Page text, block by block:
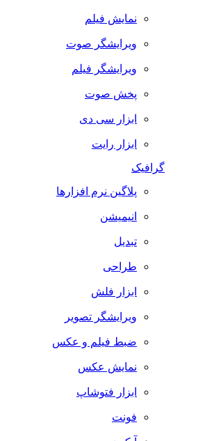
نمایش فیلم
ویرایشگر صوت
ویرایشگر فیلم
پخش صوت
ابزار سی دی
ابزار رایت
گرافیک
پلاگین نرم افزارها
انیمیشن
تبدیل
طراحی
ابزار فلش
ویرایشگر تصویر
ضبط فيلم و عكس
نمایش عکس
ابزار فتوشاپ
فونت